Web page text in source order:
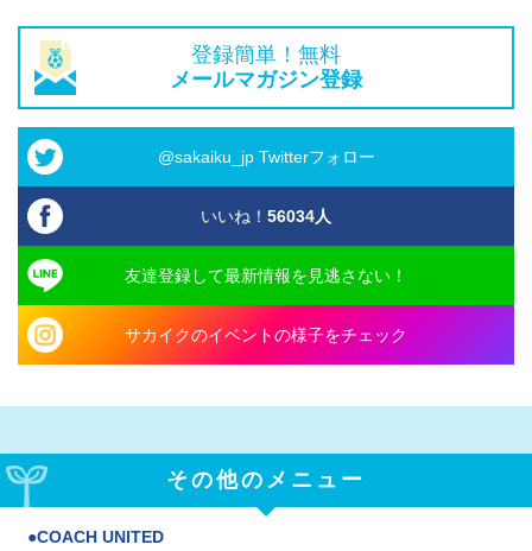
登録簡単！無料
メールマガジン登録
@sakaiku_jp Twitterフォロー
いいね！ 56034人
友達登録して最新情報を見逃さない！
サカイクのイベントの様子をチェック
その他のメニュー
COACH UNITED